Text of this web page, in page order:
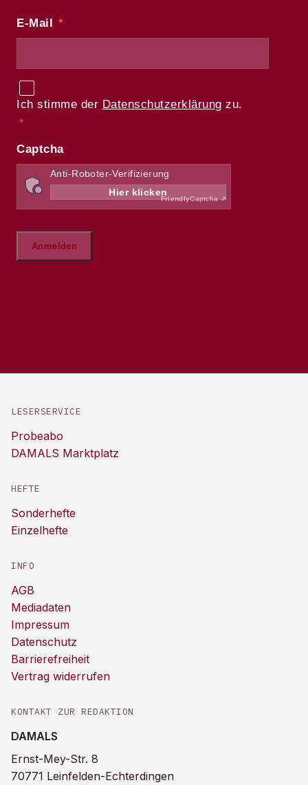
LESERSERVICE
Probeabo
DAMALS Marktplatz
HEFTE
Sonderhefte
Einzelhefte
INFO
AGB
Mediadaten
Impressum
Datenschutz
Barrierefreiheit
Vertrag widerrufen
KONTAKT ZUR REDAKTION
DAMALS
Ernst-Mey-Str. 8
70771 Leinfelden-Echterdingen